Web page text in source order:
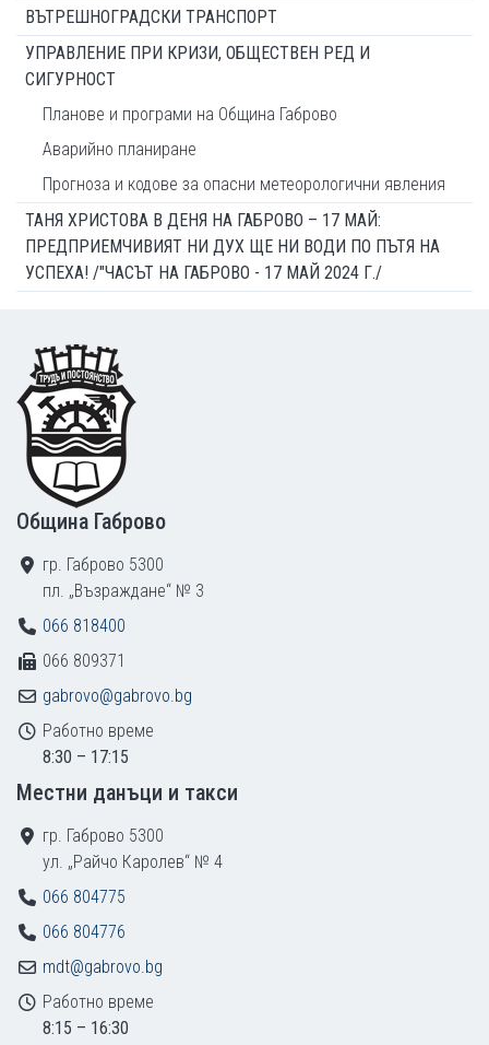
ВЪТРЕШНОГРАДСКИ ТРАНСПОРТ
УПРАВЛЕНИЕ ПРИ КРИЗИ, ОБЩЕСТВЕН РЕД И
СИГУРНОСТ
Планове и програми на Община Габрово
Аварийно планиране
Прогноза и кодове за опасни метеорологични явления
ТАНЯ ХРИСТОВА В ДЕНЯ НА ГАБРОВО – 17 МАЙ:
ПРЕДПРИЕМЧИВИЯТ НИ ДУХ ЩЕ НИ ВОДИ ПО ПЪТЯ НА
УСПЕХА! /"ЧАСЪТ НА ГАБРОВО - 17 МАЙ 2024 Г./
Footer
Община Габрово
гр. Габрово 5300
пл. „Възраждане“ № 3
066 818400
066 809371
gabrovo@gabrovo.bg
Работно време
8:30 – 17:15
Местни данъци и такси
гр. Габрово 5300
ул. „Райчо Каролев“ № 4
066 804775
066 804776
mdt@gabrovo.bg
Работно време
8:15 – 16:30